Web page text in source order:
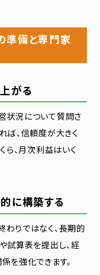
準備と専門家
がる
状況について質問さ
ば、信頼度が大きく
ら、月次利益はいく
に構築する
りではなく、長期的
試算表を提出し、経
を強化できます。